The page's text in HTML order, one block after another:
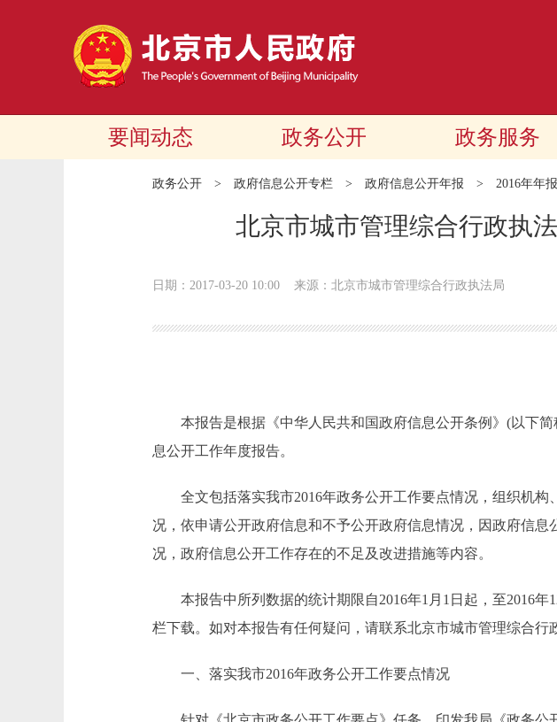
要闻动态 政务公开 政务服务
政务公开 > 政府信息公开专栏 > 政府信息公开年报 > 2016年年报
北京市城市管理综合行政执
日期：2017-03-20 10:00 来源：北京市城市管理综合行政执法局
本报告是根据《中华人民共和国政府信息公开条例》(以下简
息公开工作年度报告。
全文包括落实我市2016年政务公开工作要点情况，组织机构
况，依申请公开政府信息和不予公开政府信息情况，因政府信
况，政府信息公开工作存在的不足及改进措施等内容。
本报告中所列数据的统计期限自2016年1月1日起，至2016年
栏下载。如对本报告有任何疑问，请联系北京市城市管理综合行
一、落实我市2016年政务公开工作要点情况